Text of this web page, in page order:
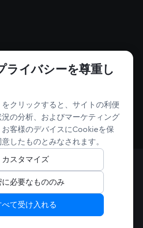
るこ
reserved.（無断転載・複製を禁じます）
におけるプライバシーに関する選択肢
Cookie Settings
のGitHubを見る
MapboxのGitHubを見る
MapboxのGitHubを見る
MapboxのX（旧Twitter）
MapboxのLinkedInペ
Mapboxの
ライバシーを尊重し
をクリックすると、サイトの利便
の分析、およびマーケティング
客様のデバイスにCookieを保
したものとみなされます。
カスタマイズ
に必要なもののみ
べて受け入れる